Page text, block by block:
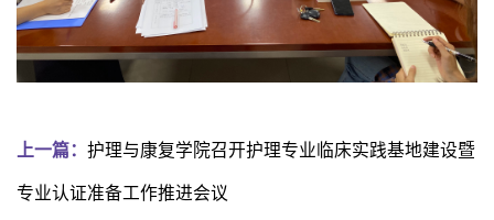
上一篇： 护理与康复学院召开护理专业临床实践基地建设暨
专业认证准备工作推进会议